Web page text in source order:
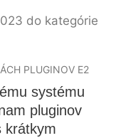
do kategórie
PLUGINOV E2
systému
pluginov
krátkym